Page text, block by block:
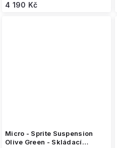
4 190 Kč
Micro - Sprite Suspension
Olive Green - Skládací